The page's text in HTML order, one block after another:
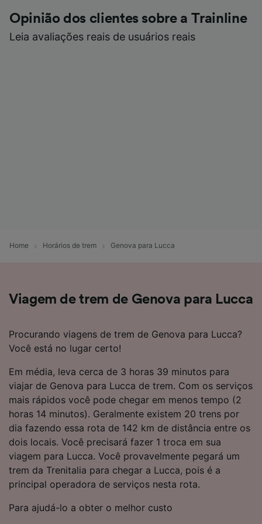
Opinião dos clientes sobre a Trainline
Leia avaliações reais de usuários reais
Home Horários de trem Genova para Lucca
Viagem de trem de Genova para Lucca
Procurando viagens de trem de Genova para Lucca?
Você está no lugar certo!
Em média, leva cerca de 3 horas 39 minutos para
viajar de Genova para Lucca de trem. Com os serviços
mais rápidos você pode chegar em menos tempo (2
horas 14 minutos). Geralmente existem 20 trens por
dia fazendo essa rota de 142 km de distância entre os
dois locais. Você precisará fazer 1 troca em sua
viagem para Lucca. Você provavelmente pegará um
trem da Trenitalia para chegar a Lucca, pois é a
principal operadora de serviços nesta rota.
Para ajudá-lo a obter o melhor custo